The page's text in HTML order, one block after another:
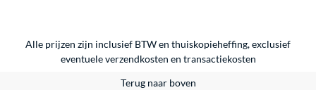
Alle prijzen zijn inclusief BTW en thuiskopieheffing, exclusief
eventueleverzendkosten en transactiekosten
Terug naar boven